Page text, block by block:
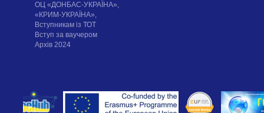
ОЦ «ДОНБАС-УКРАЇНА»,
«КРИМ-УКРАЇНА»,
Вступникам із ТОТ
Вступ за ваучером
Архів 2024